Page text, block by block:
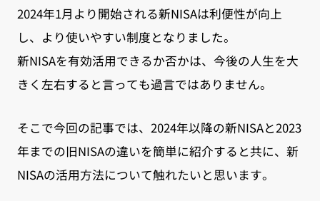
2024年1月より開始される新NISAは利便性が向上
し、より使いやすい制度となりました。
新NISAを有効活用できるか否かは、今後の人生を大
きく左右すると言っても過言ではありません。
そこで今回の記事では、2024年以降の新NISAと2023
年までの旧NISAの違いを簡単に紹介すると共に、新
NISAの活用方法について触れたいと思います。